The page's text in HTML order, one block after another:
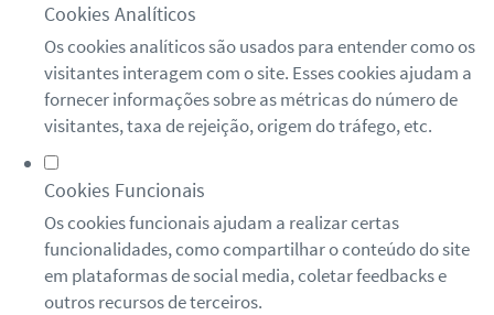
Cookies Analíticos
Os cookies analíticos são usados para entender como os
visitantes interagem com o site. Esses cookies ajudam a
fornecer informações sobre as métricas do número de
visitantes, taxa de rejeição, origem do tráfego, etc.
Cookies Funcionais
Os cookies funcionais ajudam a realizar certas
funcionalidades, como compartilhar o conteúdo do site
em plataformas de social media, coletar feedbacks e
outros recursos de terceiros.